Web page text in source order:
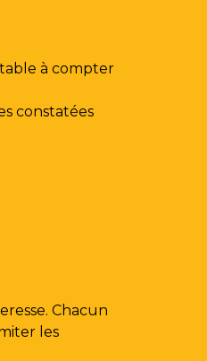
à compter
constatées
Chacun
les